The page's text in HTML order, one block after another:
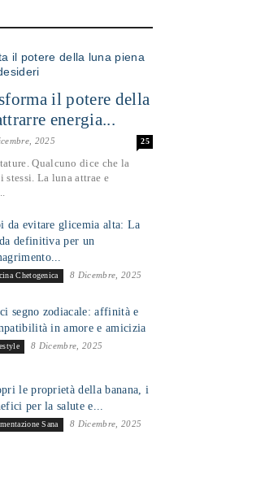
il potere della
energia...
2025 25
Qualcuno dice che la
La luna attrae e
da evitare glicemia alta: La
definitiva per un
Chetogenica 8 Dicembre, 2025
segno zodiacale: affinità e
in amore e amicizia
8 Dicembre, 2025
le proprietà della banana, i
per la salute e...
Sana 8 Dicembre, 2025